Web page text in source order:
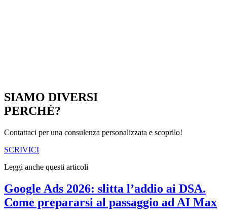
SIAMO DIVERSI
PERCHÉ?
Contattaci per una consulenza personalizzata e scoprilo!
SCRIVICI
Leggi anche questi articoli
Google Ads 2026: slitta l’addio ai DSA.
Come prepararsi al passaggio ad AI Max